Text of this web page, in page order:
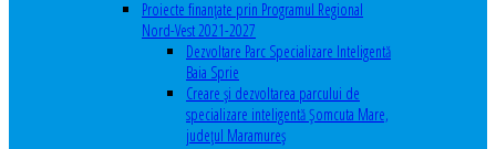
Proiecte finanțate prin Programul Regional
Nord-Vest 2021-2027
Dezvoltare Parc Specializare Inteligentă
Baia Sprie
Creare și dezvoltarea parcului de
specializare inteligentă Șomcuta Mare,
județul Maramureș